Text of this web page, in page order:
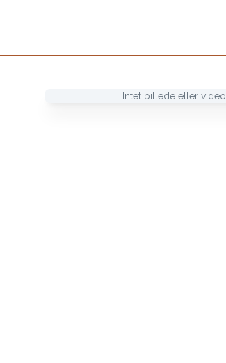
Intet billede eller video